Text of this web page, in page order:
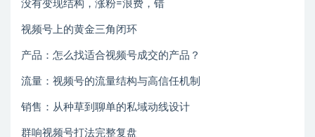
没有变现结构，涨粉=浪费，错
视频号上的黄金三角闭环
产品：怎么找适合视频号成交的产品？
流量：视频号的流量结构与高信任机制
销售：从种草到聊单的私域动线设计
群响视频号打法完整复盘